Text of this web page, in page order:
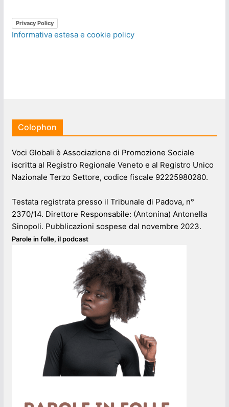
Privacy Policy
Informativa estesa e cookie policy
Colophon
Voci Globali è Associazione di Promozione Sociale
iscritta al Registro Regionale Veneto e al Registro Unico
Nazionale Terzo Settore, codice fiscale 92225980280.
Testata registrata presso il Tribunale di Padova, n°
2370/14. Direttore Responsabile: (Antonina) Antonella
Sinopoli. Pubblicazioni sospese dal novembre 2023.
Parole in folle, il podcast